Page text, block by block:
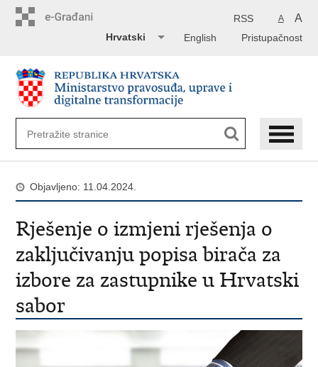
A A
RSS
Pristupačnost
English
Hrvatski
Objavljeno: 11.04.2024.
Rješenje o izmjeni rješenja o
zaključivanju popisa birača za
izbore za zastupnike u Hrvatski
sabor